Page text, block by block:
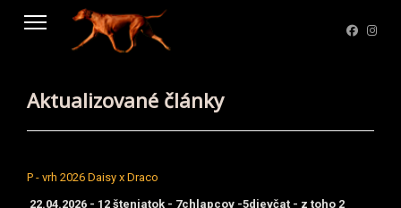
Aktualizované články
P - vrh 2026 Daisy x Draco
22.04.2026 - 12 šteniatok - 7chlapcov -5dievčat - z toho 2